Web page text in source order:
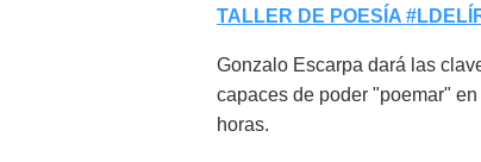
TALLER DE POESÍA
Gonzalo Escarpa dará las
capaces de poder "poemar"
horas.